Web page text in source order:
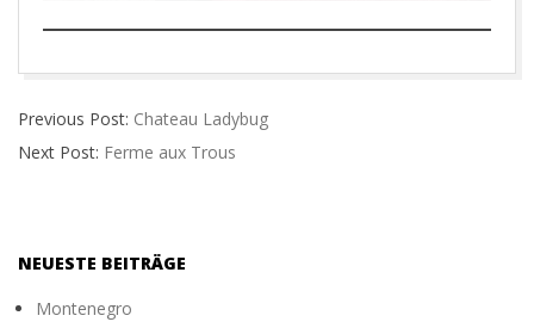
01-
07
Previous Post: Chateau Ladybug
Next Post: Ferme aux Trous
NEUESTE BEITRÄGE
Montenegro